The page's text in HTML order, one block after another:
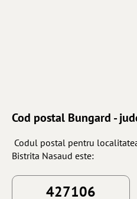
Cod postal Bungard -
Codul postal pentru
Bistrita Nasaud este:
427106